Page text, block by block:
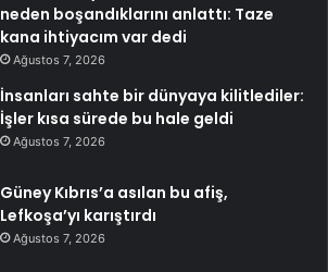
neden boşandıklarını anlattı: Taze
kana ihtiyacım var dedi
Ağustos 7, 2026
İnsanları sahte bir dünyaya kilitlediler:
İşler kısa sürede bu hale geldi
Ağustos 7, 2026
Güney Kıbrıs’a asılan bu afiş,
Lefkoşa’yı karıştırdı
Ağustos 7, 2026